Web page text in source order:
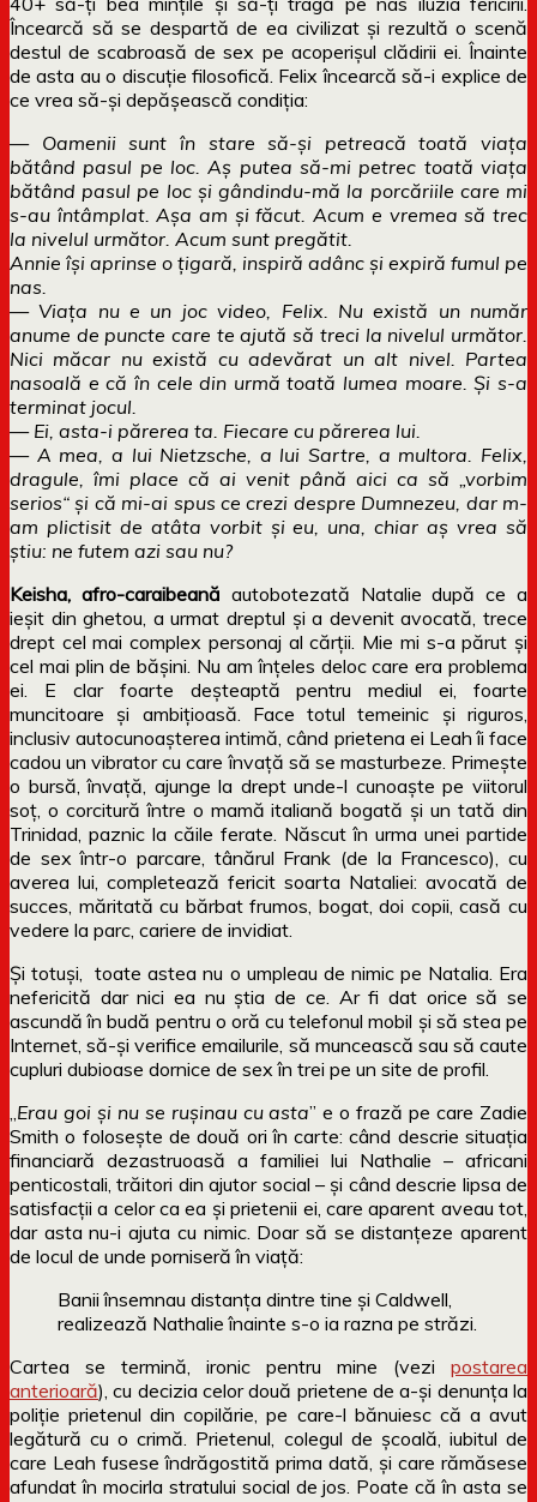
Încearcă să se despartă de ea civilizat și rezultă o scenă
destul de scabroasă de sex pe acoperișul clădirii ei. Înainte
de asta au o discuție filosofică. Felix încearcă să-i explice de
ce vrea să-și depășească condiția:
— Oamenii sunt în stare să-şi petreacă toată viaţa
bătând pasul pe loc. Aş putea să-mi petrec toată viaţa
bătând pasul pe loc şi gândindu-mă la porcăriile care mi
s-au întâmplat. Aşa am şi făcut. Acum e vremea să trec
la nivelul următor. Acum sunt pregătit.
Annie îşi aprinse o ţigară, inspiră adânc şi expiră fumul pe
nas.
— Viaţa nu e un joc video, Felix. Nu există un număr
anume de puncte care te ajută să treci la nivelul următor.
Nici măcar nu există cu adevărat un alt nivel. Partea
nasoală e că în cele din urmă toată lumea moare. Şi s-a
terminat jocul.
— Ei, asta-i părerea ta. Fiecare cu părerea lui.
— A mea, a lui Nietzsche, a lui Sartre, a multora. Felix,
dragule, îmi place că ai venit până aici ca să „vorbim
serios“ şi că mi-ai spus ce crezi despre Dumnezeu, dar m-
am plictisit de atâta vorbit şi eu, una, chiar aş vrea să
ştiu: ne futem azi sau nu?
Keisha, afro-caraibeană autobotezată Natalie după ce a
ieșit din ghetou, a urmat dreptul și a devenit avocată, trece
drept cel mai complex personaj al cărții. Mie mi s-a părut și
cel mai plin de bășini. Nu am înțeles deloc care era problema
ei. E clar foarte deșteaptă pentru mediul ei, foarte
muncitoare și ambițioasă. Face totul temeinic și riguros,
inclusiv autocunoașterea intimă, când prietena ei Leah îi face
cadou un vibrator cu care învață să se masturbeze. Primește
o bursă, învață, ajunge la drept unde-l cunoaște pe viitorul
soț, o corcitură între o mamă italiană bogată și un tată din
Trinidad, paznic la căile ferate. Născut în urma unei partide
de sex într-o parcare, tânărul Frank (de la Francesco), cu
averea lui, completează fericit soarta Nataliei: avocată de
succes, măritată cu bărbat frumos, bogat, doi copii, casă cu
vedere la parc, cariere de invidiat.
Și totuși, toate astea nu o umpleau de nimic pe Natalia. Era
nefericită dar nici ea nu știa de ce. Ar fi dat orice să se
ascundă în budă pentru o oră cu telefonul mobil și să stea pe
Internet, să-și verifice emailurile, să muncească sau să caute
cupluri dubioase dornice de sex în trei pe un site de profil.
Erau goi și nu se rușinau cu asta” e o frază pe care Zadie
Smith o folosește de două ori în carte: când descrie situația
financiară dezastruoasă a familiei lui Nathalie – africani
penticostali, trăitori din ajutor social – și când descrie lipsa de
satisfacții a celor ca ea și prietenii ei, care aparent aveau tot,
dar asta nu-i ajuta cu nimic. Doar să se distanțeze aparent
de locul de unde porniseră în viață:
Banii însemnau distanța dintre tine și Caldwell,
realizează Nathalie înainte s-o ia razna pe străzi.
Cartea se termină, ironic pentru mine (vezi postarea
anterioară), cu decizia celor două prietene de a-și denunța la
poliție prietenul din copilărie, pe care-l bănuiesc că a avut
legătură cu o crimă. Prietenul, colegul de școală, iubitul de
care Leah fusese îndrăgostită prima dată, și care rămăsese
afundat în mocirla stratului social de jos. Poate că în asta se